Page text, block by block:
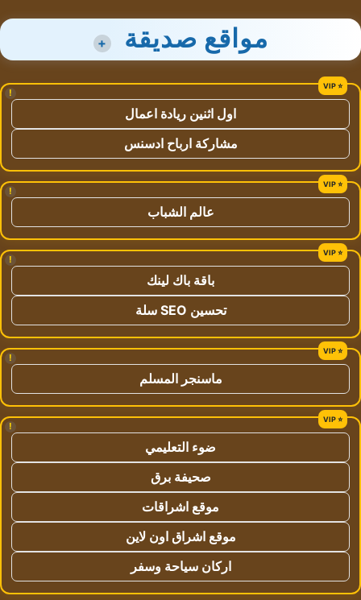
مواقع صديقة +
!
اول اثنين ريادة اعمال
مشاركة ارباح ادسنس
!
عالم الشباب
!
باقة باك لينك
تحسين SEO سلة
!
ماسنجر المسلم
!
ضوء التعليمي
صحيفة برق
موقع اشراقات
موقع اشراق اون لاين
اركان سياحة وسفر